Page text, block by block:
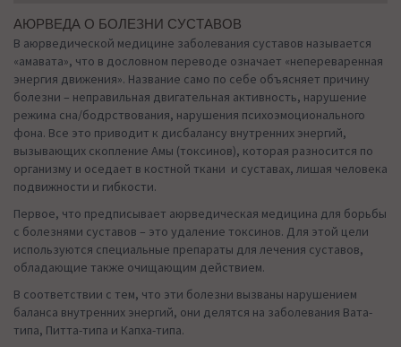
АЮРВЕДА О БОЛЕЗНИ СУСТАВОВ
В аюрведической медицине заболевания суставов называется
«амавата», что в дословном переводе означает «непереваренная
энергия движения». Название само по себе объясняет причину
болезни – неправильная двигательная активность, нарушение
режима сна/бодрствования, нарушения психоэмоционального
фона. Все это приводит к дисбалансу внутренних энергий,
вызывающих скопление Амы (токсинов), которая разносится по
организму и оседает в костной ткани и суставах, лишая человека
подвижности и гибкости.
Первое, что предписывает аюрведическая медицина для борьбы
с болезнями суставов – это удаление токсинов. Для этой цели
используются специальные препараты для лечения суставов,
обладающие также очищающим действием.
В соответствии с тем, что эти болезни вызваны нарушением
баланса внутренних энергий, они делятся на заболевания Вата-
типа, Питта-типа и Капха-типа.